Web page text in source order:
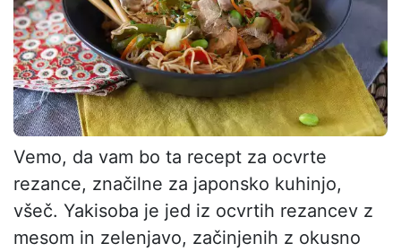
Vemo, da vam bo ta recept za ocvrte
rezance, značilne za japonsko kuhinjo,
všeč. Yakisoba je jed iz ocvrtih rezancev z
mesom in zelenjavo, začinjenih z okusno